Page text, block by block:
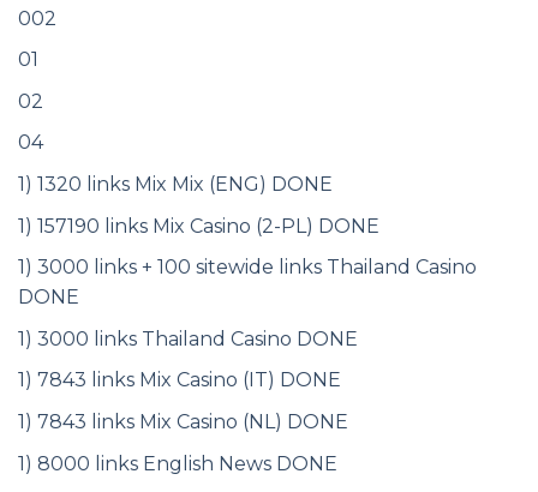
002
01
02
04
1) 1320 links Mix Mix (ENG) DONE
1) 157190 links Mix Casino (2-PL) DONE
1) 3000 links + 100 sitewide links Thailand Casino
DONE
1) 3000 links Thailand Casino DONE
1) 7843 links Mix Casino (IT) DONE
1) 7843 links Mix Casino (NL) DONE
1) 8000 links English News DONE